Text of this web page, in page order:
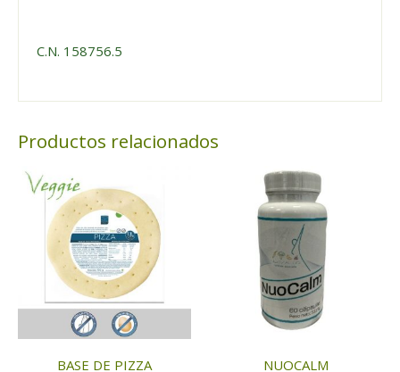
C.N. 158756.5
Productos relacionados
BASE DE PIZZA NUOCALM